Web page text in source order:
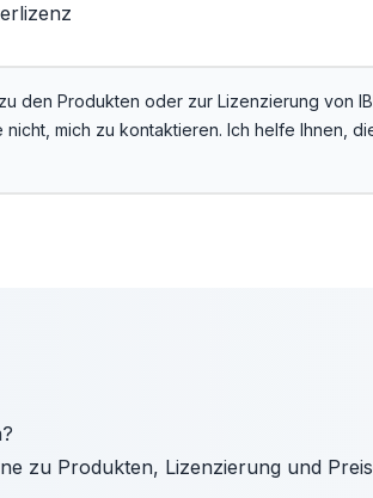
den Produkten oder zur Lizenzierung von
mich zu kontaktieren. Ich helfe Ihnen,
zu Produkten, Lizenzierung und